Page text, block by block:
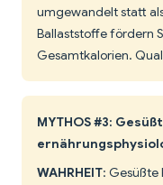
umgewandelt statt
Ballaststoffe fördern
Gesamtkalorien.
MYTHOS #3:
WAHRHEIT: Gesüßte